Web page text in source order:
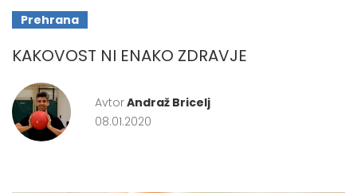
Prehrana
KAKOVOST NI ENAKO ZDRAVJE
AvtorAndraž Bricelj
08.01.2020